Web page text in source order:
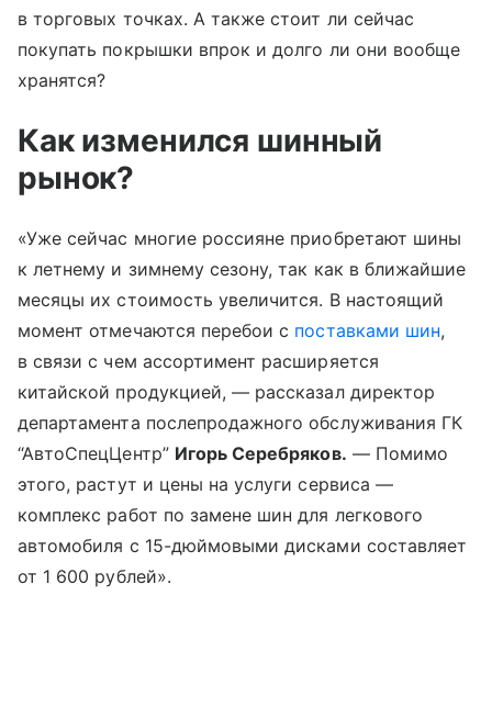
в торговых точках. А также стоит ли сейчас
покупать покрышки впрок и долго ли они вообще
хранятся?
Как изменился шинный
рынок?
«Уже сейчас многие россияне приобретают шины
к летнему и зимнему сезону, так как в ближайшие
месяцы их стоимость увеличится. В настоящий
момент отмечаются перебои с поставками шин,
в связи с чем ассортимент расширяется
китайской продукцией, — рассказал директор
департамента послепродажного обслуживания ГК
“АвтоСпецЦентр” Игорь Серебряков. — Помимо
этого, растут и цены на услуги сервиса —
комплекс работ по замене шин для легкового
автомобиля с 15-дюймовыми дисками составляет
от 1 600 рублей».